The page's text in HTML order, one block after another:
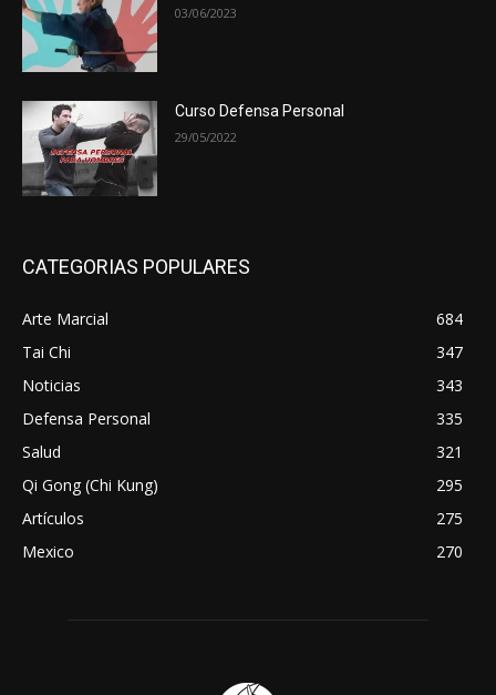
03/06/2023
Curso Defensa Personal
29/05/2022
CATEGORIAS POPULARES
Arte Marcial
684
Tai Chi
347
Noticias
343
Defensa Personal
335
Salud
321
Qi Gong (Chi Kung)
295
Artículos
275
Mexico
270